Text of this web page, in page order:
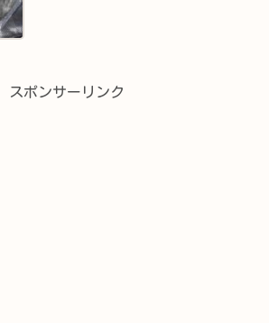
スポンサーリンク